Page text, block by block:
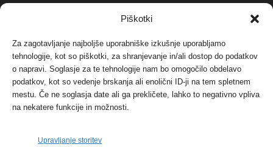
Piškotki
Za zagotavljanje najboljše uporabniške izkušnje uporabljamo
tehnologije, kot so piškotki, za shranjevanje in/ali dostop do podatkov
o napravi. Soglasje za te tehnologije nam bo omogočilo obdelavo
podatkov, kot so vedenje brskanja ali enolični ID-ji na tem spletnem
mestu. Če ne soglasja date ali ga prekličete, lahko to negativno vpliva
na nekatere funkcije in možnosti.
Upravljanje storitev
NAJBOLJ KOMENTIRANO
Protest proti vetrnim elektrarnam na Ojstrici, v
svetu pa vedno bolj...
Dogodki 12. maja, 2017
Tožilstvo v Celovcu v korist elektrarnam
Verbund